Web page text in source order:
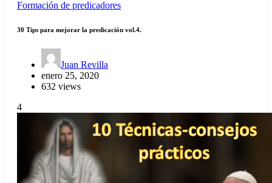
Formación de predicadores
30 Tips para mejorar la predicación vol.4.
Juan Revilla
enero 25, 2020
632 views
4